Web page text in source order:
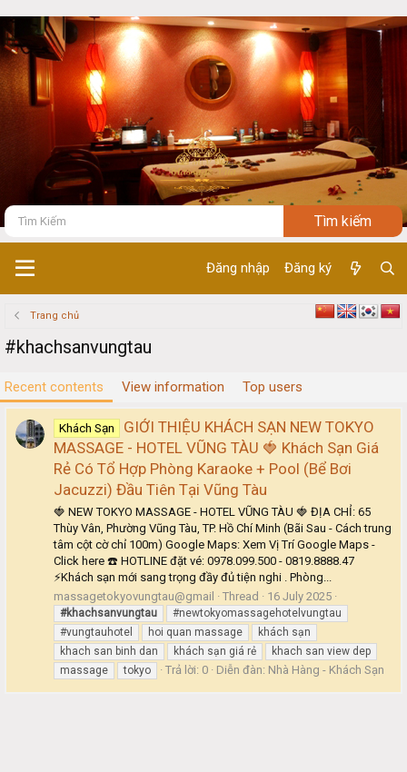
Đăng nhập Đăng ký
Trang chủ
#khachsanvungtau
Recent contents View information Top users
Khách Sạn
GIỚI THIỆU KHÁCH SẠN NEW TOKYO
MASSAGE - HOTEL VŨNG TÀU 🍓 Khách Sạn Giá
Rẻ Có Tổ Hợp Phòng Karaoke + Pool (Bể Bơi
Jacuzzi) Đầu Tiên Tại Vũng Tàu
🍓 NEW TOKYO MASSAGE - HOTEL VŨNG TÀU 🍓 ĐỊA CHỈ: 65
Thùy Vân, Phường Vũng Tàu, TP. Hồ Chí Minh (Bãi Sau - Cách trung
tâm cột cờ chỉ 100m) Google Maps: Xem Vị Trí Google Maps -
Click here ☎️ HOTLINE đặt vé: 0978.099.500 - 0819.8888.47
⚡️Khách sạn mới sang trọng đầy đủ tiện nghi . Phòng...
massagetokyovungtau@gmail
Thread 16 July 2025
#khachsanvungtau
#newtokyomassagehotelvungtau
#vungtauhotel
hoi quan massage
khách sạn
khach san binh dan
khách sạn giá rẻ
khach san view dep
massage
tokyo Trả lời: 0 Diễn đàn: Nhà Hàng - Khách Sạn